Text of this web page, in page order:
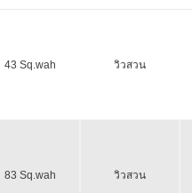
43 Sq.wah วิวสวน
83 Sq.wah วิวสวน